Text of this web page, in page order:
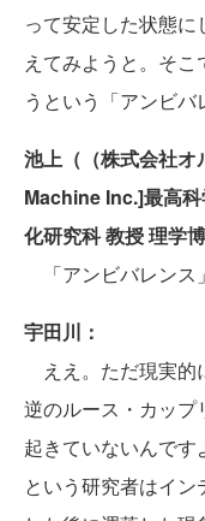
って安定した状態
えてみようと。そ
うという「アンビバ
池上（（株式会社
Machine Inc.]最高
化研究科 教授 理学
「アンビバレンス
宇田川：
ええ。ただ現実的
逆のルース・カッ
起きていないんで
という研究者はイ